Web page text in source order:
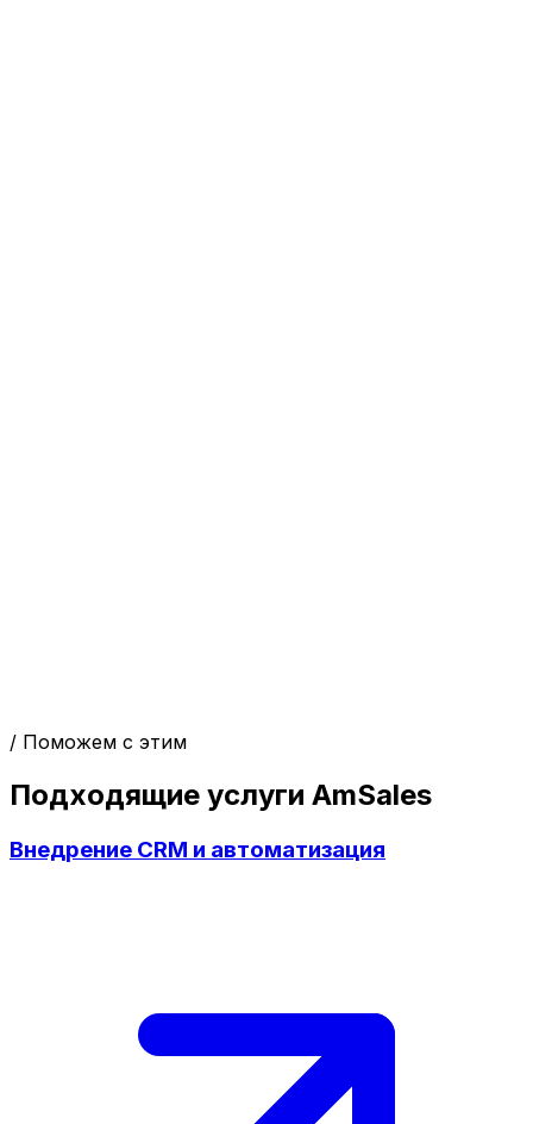
/ Поможем с этим
Подходящие услуги AmSales
Внедрение CRM и автоматизация